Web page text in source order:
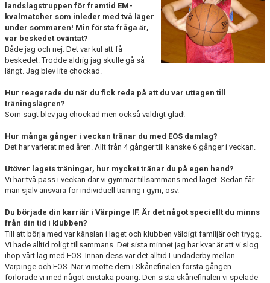
landslagstruppen för framtid EM-
kvalmatcher som inleder med två läger
under sommaren! Min första fråga är,
var beskedet oväntat?
Både jag och nej. Det var kul att få
beskedet. Trodde aldrig jag skulle gå så
längt. Jag blev lite chockad.
Hur reagerade du när du fick reda på att du var uttagen till
träningslägren?
Som sagt blev jag chockad men också väldigt glad!
Hur många gånger i veckan tränar du med EOS damlag?
Det har varierat med åren. Allt från 4 gånger till kanske 6 gånger i veckan.
Utöver lagets träningar, hur mycket tränar du på egen hand?
Vi har två pass i veckan där vi gymmar tillsammans med laget. Sedan får
man själv ansvara för individuell träning i gym, osv.
Du började din karriär i Värpinge IF. Är det något speciellt du minns
från din tid i klubben?
Till att börja med var känslan i laget och klubben väldigt familjär och trygg.
Vi hade alltid roligt tillsammans. Det sista minnet jag har kvar är att vi slog
ihop vårt lag med EOS. Innan dess var det alltid Lundaderby mellan
Värpinge och EOS. När vi mötte dem i Skånefinalen första gången
förlorade vi med något enstaka poäng. Den sista skånefinalen vi spelade